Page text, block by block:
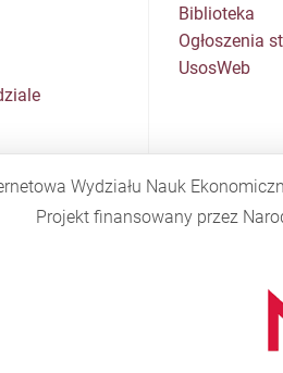
Biblioteka
Ogłoszenia
UsosWeb
Wydziału Nauk
Projekt finansowany przez